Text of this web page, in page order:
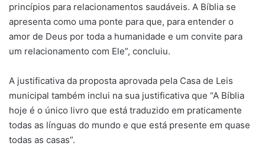
princípios para relacionamentos saudáveis. A Bíblia se
apresenta como uma ponte para que, para entender o
amor de Deus por toda a humanidade e um convite para
um relacionamento com Ele”, concluiu.
A justificativa da proposta aprovada pela Casa de Leis
municipal também inclui na sua justificativa que “A Bíblia
hoje é o único livro que está traduzido em praticamente
todas as línguas do mundo e que está presente em quase
todas as casas”.